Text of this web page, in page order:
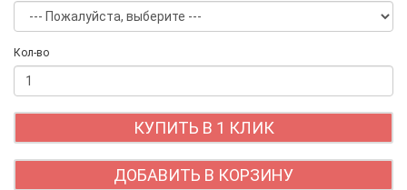
Кол-во
КУПИТЬ В 1 КЛИК
ДОБАВИТЬ В КОРЗИНУ